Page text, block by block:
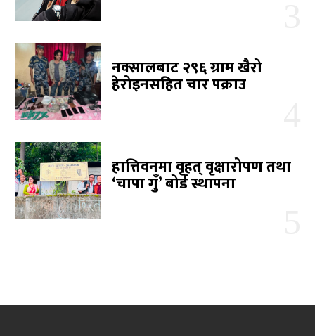
नक्सालबाट २९६ ग्राम खैरो
हेरोइनसहित चार पक्राउ
हात्तिवनमा वृहत् वृक्षारोपण तथा
‘चापा गुँ’ बोर्ड स्थापना